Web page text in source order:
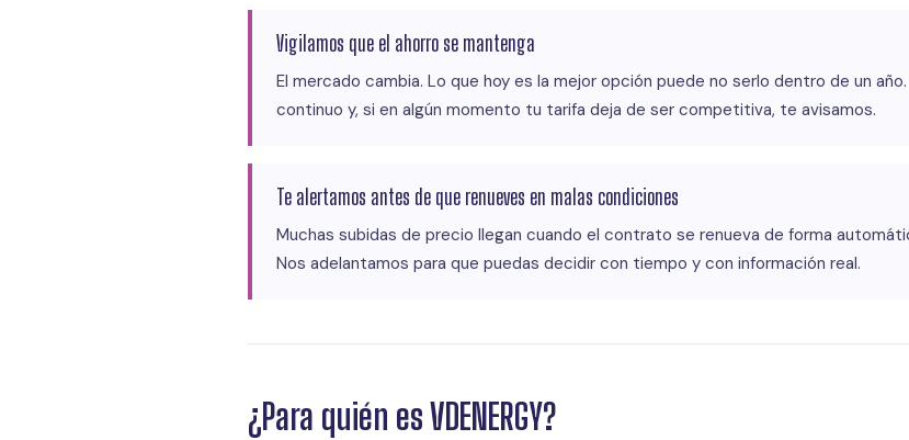
Vigilamos que el ahorro se mantenga
El mercado cambia. Lo que hoy es la mejor opción puede no serlo dentro de un
continuo y, si en algún momento tu tarifa deja de ser competitiva, te avisamos.
Te alertamos antes de que renueves en malas condiciones
Muchas subidas de precio llegan cuando el contrato se renueva de forma
Nos adelantamos para que puedas decidir con tiempo y con información real.
¿Para quién es VDENERGY?